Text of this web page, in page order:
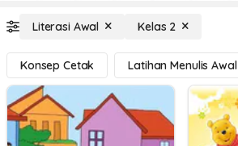
Literasi Awal Kelas 2
Konsep Cetak Latihan Menulis Awal